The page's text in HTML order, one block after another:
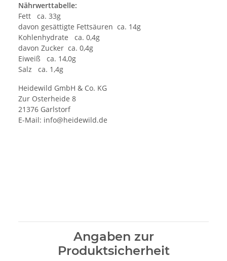
Nährwerttabelle:
Fett ca. 33g
davon gesättigte Fettsäuren ca. 14g
Kohlenhydrate ca. 0,4g
davon Zucker ca. 0,4g
Eiweiß ca. 14,0g
Salz ca. 1,4g
Heidewild GmbH & Co. KG
Zur Osterheide 8
21376 Garlstorf
E-Mail: info@heidewild.de
Angaben zur
Produktsicherheit